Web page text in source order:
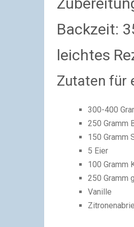
Backzeit:
leichtes
Zutaten für
300-400
250 Gramm
150 Gramm
5 Eier
100 Gramm
250 Gramm
Vanille